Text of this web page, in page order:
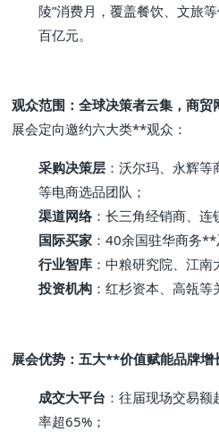
陵”消费月，覆盖餐饮、文旅
百亿元。
观众范围：全球决策者云集，商贸
展会定向邀约六大类**观众：
采购决策层 ：沃尔玛、永辉
等电商选品团队；
渠道网络：长三角经销商、连
国际买家 ：40余国驻华商务
行业智库 ：中粮研究院、江南
投资机构 ：红杉资本、高瓴
展会优势：五大**价值赋能品牌增
成交大平台 ：往届现场交易
率超65%；